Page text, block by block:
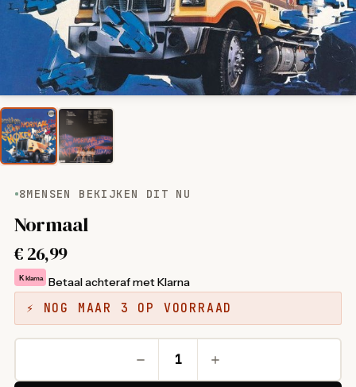
8MENSEN BEKIJKEN DIT NU
Normaal
€ 26,99
K klarna Betaal achteraf met Klarna
⚡ NOG MAAR 3 OP VOORRAAD